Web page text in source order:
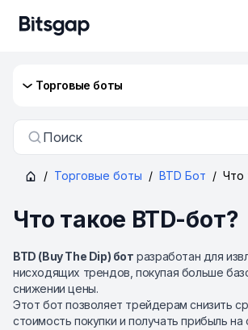
Торговые боты
Поиск
/ Торговые боты / BTD Бот / Что
Что такое BTD-бот?
BTD (Buy The Dip) бот разработан для
нисходящих трендов, покупая больше
снижении цены.
Этот бот позволяет трейдерам снизить
стоимость покупки и получать прибыль на